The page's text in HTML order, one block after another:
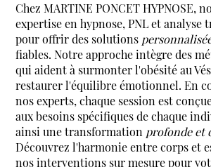
Chez MARTINE PONCET HYPNOSE,
expertise en hypnose, PNL et analyse
pour offrir des solutions
fiables. Notre approche intègre des
qui aident à surmonter l'obésité au
restaurer l'équilibre émotionnel. En
nos experts, chaque session est
aux besoins spécifiques de chaque
ainsi une transformation profonde et
Découvrez l'harmonie entre corps et
nos interventions sur mesure pour